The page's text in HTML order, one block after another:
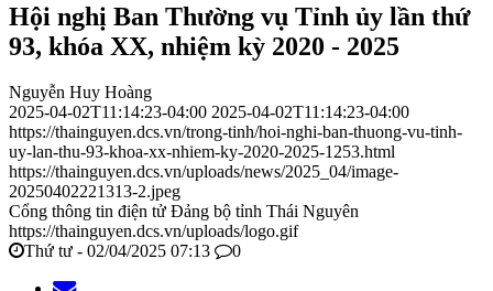
Hội nghị Ban Thường vụ Tỉnh ủy lần thứ
93, khóa XX, nhiệm kỳ 2020 - 2025
Nguyễn Huy Hoàng
2025-04-02T11:14:23-04:00 2025-04-02T11:14:23-04:00
https://thainguyen.dcs.vn/trong-tinh/hoi-nghi-ban-thuong-vu-tinh-
uy-lan-thu-93-khoa-xx-nhiem-ky-2020-2025-1253.html
https://thainguyen.dcs.vn/uploads/news/2025_04/image-
20250402221313-2.jpeg
Cổng thông tin điện tử Đảng bộ tỉnh Thái Nguyên
https://thainguyen.dcs.vn/uploads/logo.gif
Thứ tư - 02/04/2025 07:13
0